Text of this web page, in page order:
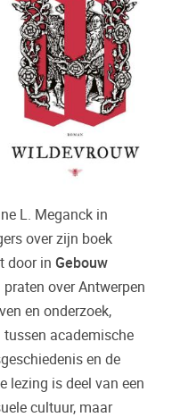
L. Meganck in
over zijn boek
door in Gebouw
over Antwerpen
en onderzoek,
academische
en de
lezing is deel van een
cultuur, maar